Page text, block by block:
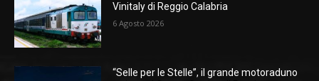
Vinitaly di Reggio Calabria
6 Agosto 2026
“Selle per le Stelle”, il grande motoraduno